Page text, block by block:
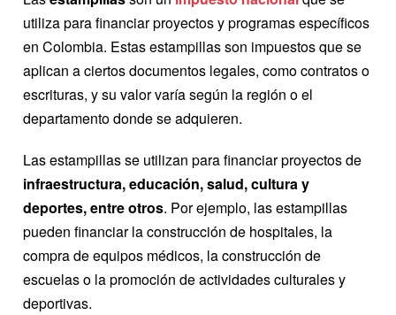
utiliza para financiar proyectos y programas específicos
en Colombia. Estas estampillas son impuestos que se
aplican a ciertos documentos legales, como contratos o
escrituras, y su valor varía según la región o el
departamento donde se adquieren.
Las estampillas se utilizan para financiar proyectos de
infraestructura, educación, salud, cultura y
deportes, entre otros. Por ejemplo, las estampillas
pueden financiar la construcción de hospitales, la
compra de equipos médicos, la construcción de
escuelas o la promoción de actividades culturales y
deportivas.